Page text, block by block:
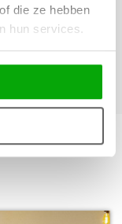
die ze hebben
hun services.